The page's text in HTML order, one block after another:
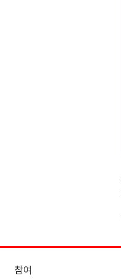
참여